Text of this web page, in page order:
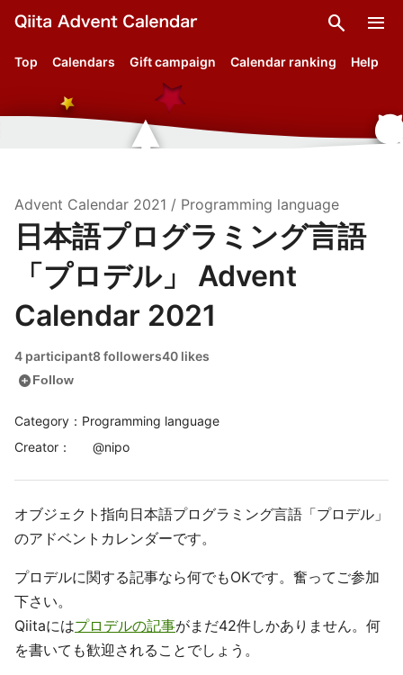
search menu
Top Calendars Gift campaign Calendar ranking Help
Advent Calendar 2021 / Programming language
日本語プログラミング言語
「プロデル」 Advent
Calendar 2021
4 participant8 followers40 likes
add_circleFollow
Category：Programming language
Creator ： @nipo
オブジェクト指向日本語プログラミング言語「プロデル」
のアドベントカレンダーです。
プロデルに関する記事なら何でもOKです。奮ってご参加
下さい。
Qiitaにはプロデルの記事がまだ42件しかありません。何
を書いても歓迎されることでしょう。